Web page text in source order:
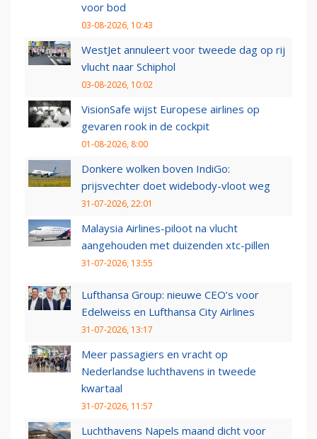
voor bod
03-08-2026, 10:43
WestJet annuleert voor tweede dag op rij
vlucht naar Schiphol
03-08-2026, 10:02
VisionSafe wijst Europese airlines op
gevaren rook in de cockpit
01-08-2026, 8:00
Donkere wolken boven IndiGo:
prijsvechter doet widebody-vloot weg
31-07-2026, 22:01
Malaysia Airlines-piloot na vlucht
aangehouden met duizenden xtc-pillen
31-07-2026, 13:55
Lufthansa Group: nieuwe CEO’s voor
Edelweiss en Lufthansa City Airlines
31-07-2026, 13:17
Meer passagiers en vracht op
Nederlandse luchthavens in tweede
kwartaal
31-07-2026, 11:57
Luchthavens Napels maand dicht voor